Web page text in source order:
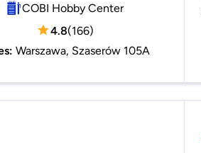
COBI Hobby Center
4.8(166)
: Warszawa, Szaserów 105A